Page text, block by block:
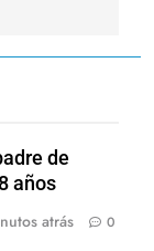
de
años
atrás 0